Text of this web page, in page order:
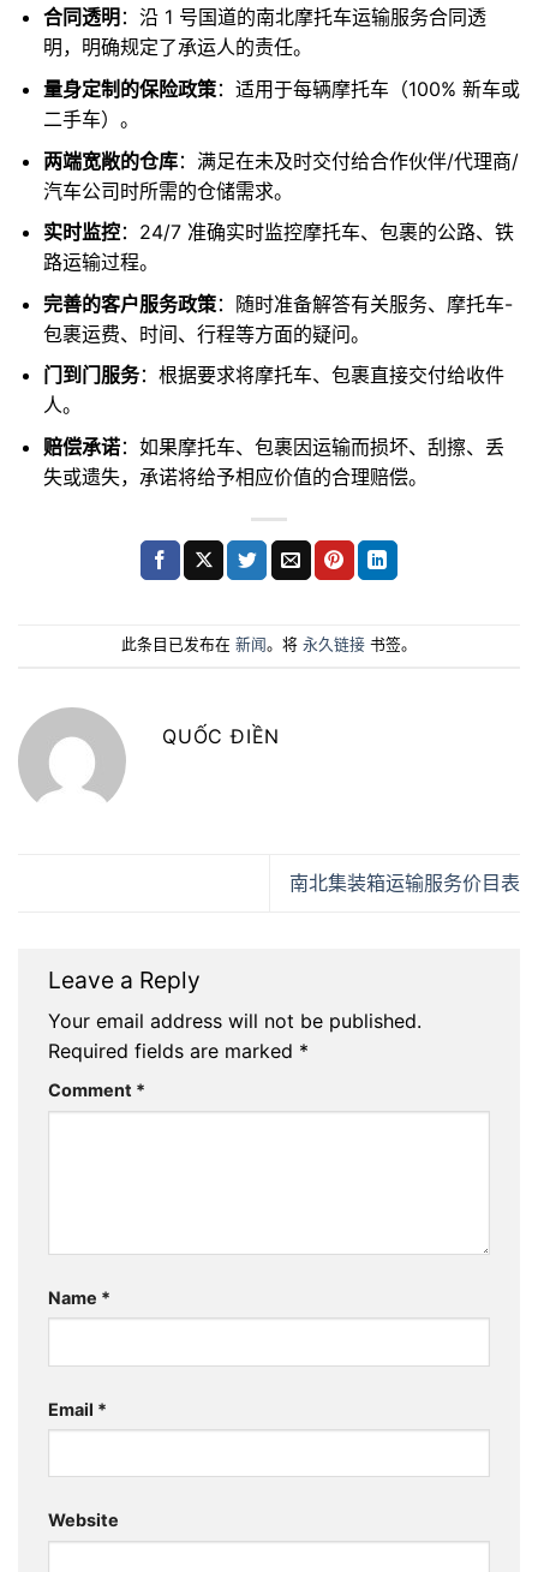
合同透明 ：沿 1 号国道的南北摩托车运输服务合同透
明，明确规定了承运人的责任。
量身定制的保险政策：适用于每辆摩托车（100% 新车或
二手车）。
两端宽敞的仓库：满足在未及时交付给合作伙伴/代理商/
汽车公司时所需的仓储需求。
实时监控：24/7 准确实时监控摩托车、包裹的公路、铁
路运输过程。
完善的客户服务政策：随时准备解答有关服务、摩托车-
包裹运费、时间、行程等方面的疑问。
门到门服务：根据要求将摩托车、包裹直接交付给收件
人。
赔偿承诺：如果摩托车、包裹因运输而损坏、刮擦、丢
失或遗失，承诺将给予相应价值的合理赔偿。
此条目已发布在 新闻。将 永久链接 书签。
QUỐC ĐIỀN
南北集装箱运输服务价目表
Leave a Reply
Your email address will not be published.
Required fields are marked *
Comment *
Name *
Email *
Website